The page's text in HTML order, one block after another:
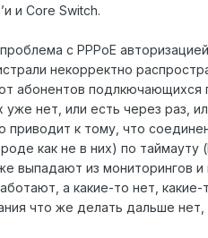
и Core Switch.
с PPPoE
некорректно
абонентов
нет, или есть через раз,
приводит к тому, что
как не в них) по
выпадают из мониторингов
а какие-то нет,
что же делать дальше